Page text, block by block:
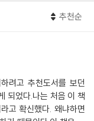
추천순
려고 추천도서를 보던
되었다.나는 처음 이 책
고 확신했다. 왜냐하면